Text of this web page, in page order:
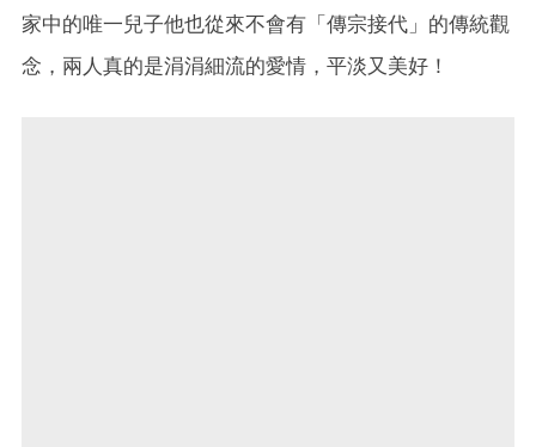
家中的唯一兒子他也從來不會有「傳宗接代」的傳統觀
念，兩人真的是涓涓細流的愛情，平淡又美好！